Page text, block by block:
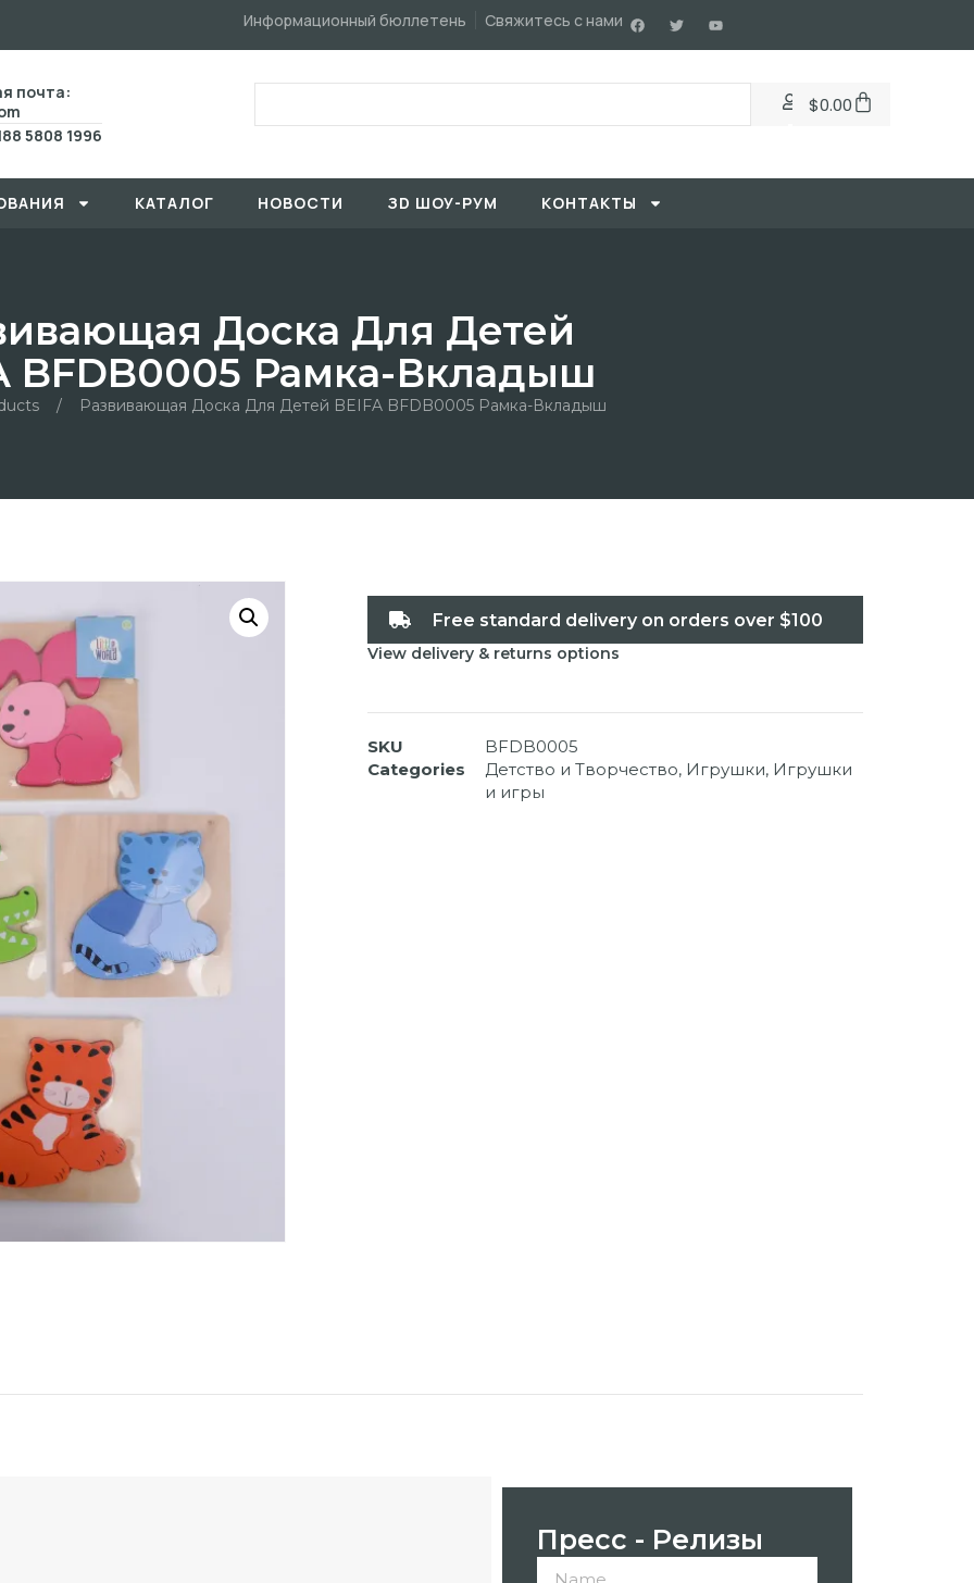
Информационный бюллетень Свяжитесь с нами
почта:
5808 1996
$0.00
КАТАЛОГ HОBOCTИ ЗD ШОУ-РУМ KОНТАКТЫ
Доска Для Детей
BFDB0005 Рамка-Вкладыш
/ Развивающая Доска Для Детей BEIFA BFDB0005 Рамка-Вкладыш
Free standard delivery on orders over $100
View delivery & returns options
SKU
BFDB0005
Categories
Детство и Творчество, Игрушки, Игрушки
и игры
Пресс - Релизы